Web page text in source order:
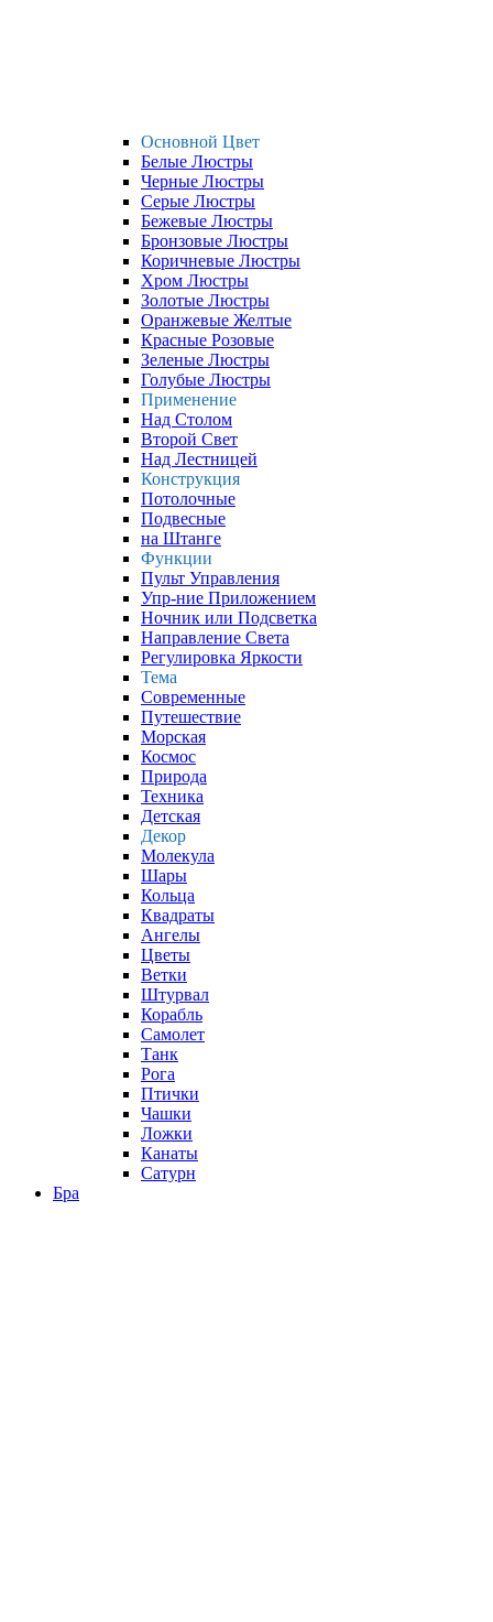
Основной Цвет
Белые Люстры
Черные Люстры
Серые Люстры
Бежевые Люстры
Бронзовые Люстры
Коричневые Люстры
Хром Люстры
Золотые Люстры
Оранжевые Желтые
Красные Розовые
Зеленые Люстры
Голубые Люстры
Применение
Над Столом
Второй Свет
Над Лестницей
Конструкция
Потолочные
Подвесные
на Штанге
Функции
Пульт Управления
Упр-ние Приложением
Ночник или Подсветка
Направление Света
Регулировка Яркости
Тема
Современные
Путешествие
Морская
Космос
Природа
Техника
Детская
Декор
Молекула
Шары
Кольца
Квадраты
Ангелы
Цветы
Ветки
Штурвал
Корабль
Самолет
Танк
Рога
Птички
Чашки
Ложки
Канаты
Сатурн
Бра